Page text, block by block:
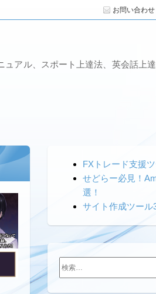
お問い合わせ
ュアル、スポート上達法、英会話上
FXトレード支援ツ
せどらー必見！
選！
サイト作成ツール
検
索: